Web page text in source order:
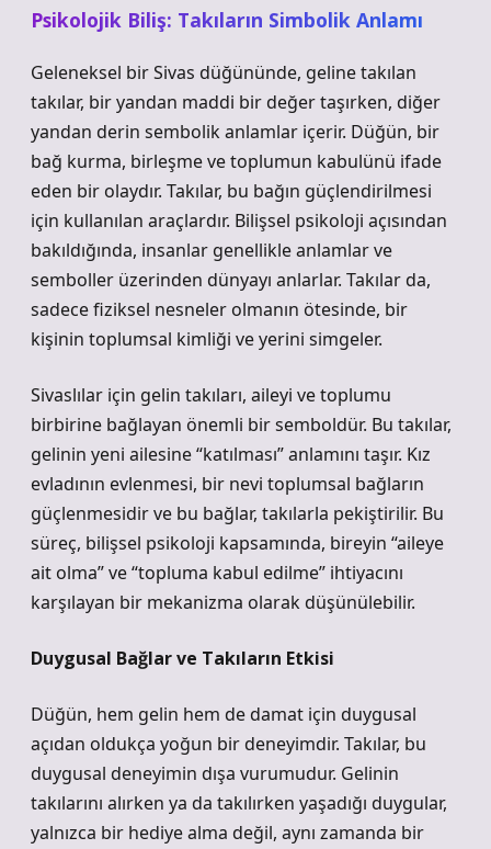
Psikolojik Biliş: Takıların Simbolik Anlamı
Geleneksel bir Sivas düğününde, geline takılan
takılar, bir yandan maddi bir değer taşırken, diğer
yandan derin sembolik anlamlar içerir. Düğün, bir
bağ kurma, birleşme ve toplumun kabulünü ifade
eden bir olaydır. Takılar, bu bağın güçlendirilmesi
için kullanılan araçlardır. Bilişsel psikoloji açısından
bakıldığında, insanlar genellikle anlamlar ve
semboller üzerinden dünyayı anlarlar. Takılar da,
sadece fiziksel nesneler olmanın ötesinde, bir
kişinin toplumsal kimliği ve yerini simgeler.
Sivaslılar için gelin takıları, aileyi ve toplumu
birbirine bağlayan önemli bir semboldür. Bu takılar,
gelinin yeni ailesine “katılması” anlamını taşır. Kız
evladının evlenmesi, bir nevi toplumsal bağların
güçlenmesidir ve bu bağlar, takılarla pekiştirilir. Bu
süreç, bilişsel psikoloji kapsamında, bireyin “aileye
ait olma” ve “topluma kabul edilme” ihtiyacını
karşılayan bir mekanizma olarak düşünülebilir.
Duygusal Bağlar ve Takıların Etkisi
Düğün, hem gelin hem de damat için duygusal
açıdan oldukça yoğun bir deneyimdir. Takılar, bu
duygusal deneyimin dışa vurumudur. Gelinin
takılarını alırken ya da takılırken yaşadığı duygular,
yalnızca bir hediye alma değil, aynı zamanda bir